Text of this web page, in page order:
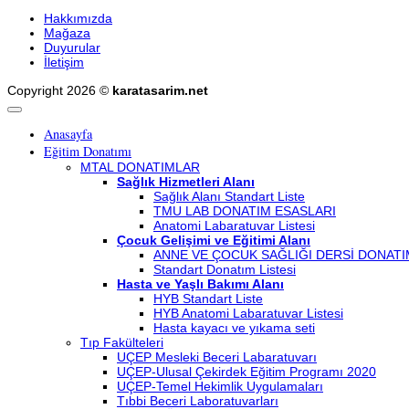
Hakkımızda
Mağaza
Duyurular
İletişim
Copyright 2026 © karatasarim.net
Anasayfa
Eğitim Donatımı
MTAL DONATIMLAR
Sağlık Hizmetleri Alanı
Sağlık Alanı Standart Liste
TMU LAB DONATIM ESASLARI
Anatomi Labaratuvar Listesi
Çocuk Gelişimi ve Eğitimi Alanı
ANNE VE ÇOCUK SAĞLIĞI DERSİ
Standart Donatım Listesi
Hasta ve Yaşlı Bakımı Alanı
HYB Standart Liste
HYB Anatomi Labaratuvar Listesi
Hasta kayacı ve yıkama seti
Tıp Fakülteleri
UÇEP Mesleki Beceri Labaratuvarı
UÇEP-Ulusal Çekirdek Eğitim Programı 2020
UÇEP-Temel Hekimlik Uygulamaları
Tıbbi Beceri Laboratuvarları